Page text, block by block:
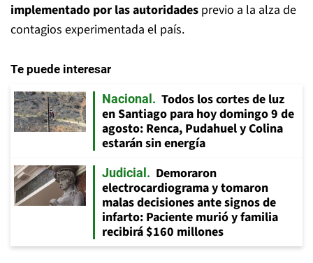
implementado por las autoridades previo a la alza de
contagios experimentada el país.
Te puede interesar
Nacional
Todos los cortes de luz
en Santiago para hoy domingo 9 de
agosto: Renca, Pudahuel y Colina
estarán sin energía
Judicial
Demoraron
electrocardiograma y tomaron
malas decisiones ante signos de
infarto: Paciente murió y familia
recibirá $160 millones